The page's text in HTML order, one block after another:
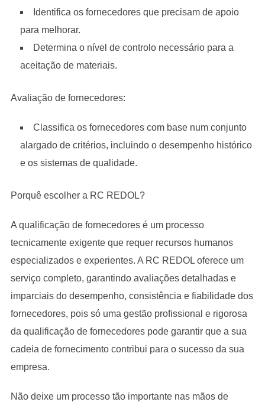
Identifica os fornecedores que precisam de apoio
para melhorar.
Determina o nível de controlo necessário para a
aceitação de materiais.
Avaliação de fornecedores:
Classifica os fornecedores com base num conjunto
alargado de critérios, incluindo o desempenho histórico
e os sistemas de qualidade.
Porquê escolher a RC REDOL?
A qualificação de fornecedores é um processo
tecnicamente exigente que requer recursos humanos
especializados e experientes. A RC REDOL oferece um
serviço completo, garantindo avaliações detalhadas e
imparciais do desempenho, consistência e fiabilidade dos
fornecedores, pois só uma gestão profissional e rigorosa
da qualificação de fornecedores pode garantir que a sua
cadeia de fornecimento contribui para o sucesso da sua
empresa.
Não deixe um processo tão importante nas mãos de